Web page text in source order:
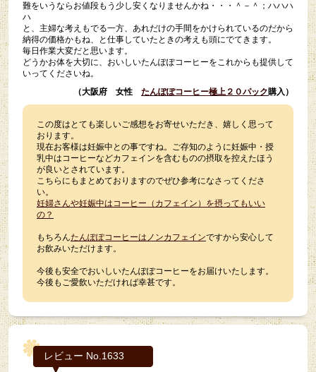
難をいうならお値段もう少し安くなりませんかね・・・＾－＾；ハハハ
ハ
と、主婦な考えもでる一方、あれだけの手間をかけられているのだから
納得の価格かもね、と仕事していたときの考えも頭にでてきます。
毎日作業大変だと思います。
どうかお体を大切に、おいしいたんぽぽコーヒーをこれからも提供して
いってくださいね。
（大阪府 女性 たんぽぽコーヒー極上２０パック購入）
この度はとても楽しいご感想をお寄せいただき、嬉しく思って
おります。
現在お客様は妊娠中との事ですね。ご存知のように妊娠中・授
乳中はコーヒーなどカフェインを含むものの摂取を控えたほう
が良いとされています。
こちらにもまとめておりますのでぜひ参考になさってくださ
い。
妊婦さんや妊娠中はコーヒー（カフェイン）を摂ってもいい
の？
もちろんたんぽぽコーヒーはノンカフェインですから安心して
お飲みいただけます。
今後も安全でおいしいたんぽぽコーヒーをお届けいたします。
今後もご愛飲いただければ幸甚です。
レビュー No.1633